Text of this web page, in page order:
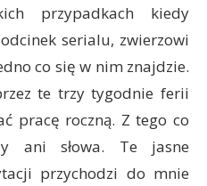
przypadkach kiedy
serialu, zwierzowi
co się w nim znajdzie.
te trzy tygodnie ferii
pracę roczną. Z tego co
ani słowa. Te jasne
przychodzi do mnie